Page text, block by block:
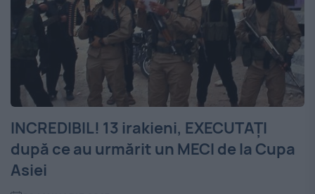
INCREDIBIL! 13 irakieni, EXECUTAȚI
după ce au urmărit un MECI de la Cupa
Asiei